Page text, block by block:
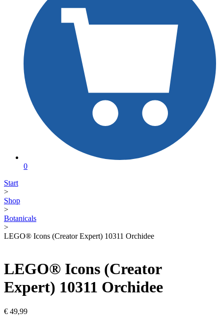
0
Start
>
Shop
>
Botanicals
>
LEGO® Icons (Creator Expert) 10311 Orchidee
LEGO® Icons (Creator
Expert) 10311 Orchidee
€ 49,99